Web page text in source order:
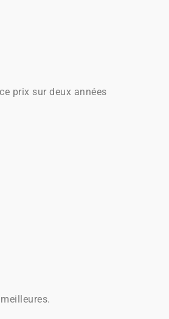
prix sur deux années